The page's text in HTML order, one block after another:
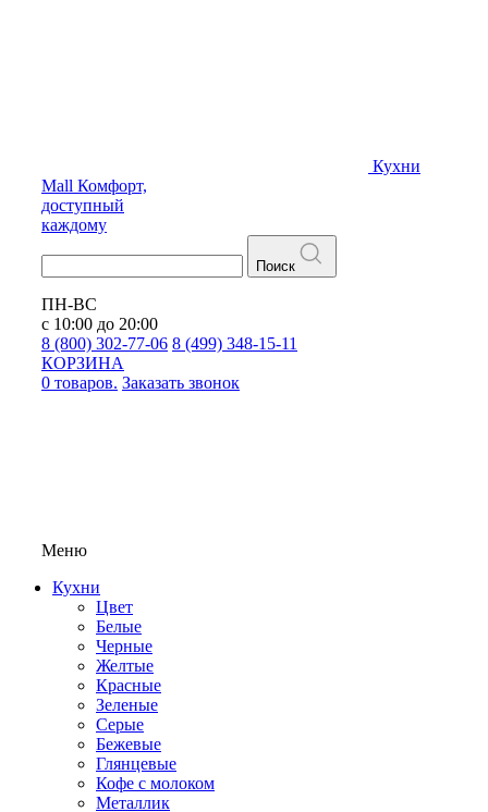
Кухни
Mall Комфорт,
доступный
каждому
Поиск
ПН-ВС
с 10:00 до 20:00
8 (800) 302-77-06 8 (499) 348-15-11
КОРЗИНА
0 товаров. Заказать звонок
Меню
Кухни
Цвет
Белые
Черные
Желтые
Красные
Зеленые
Серые
Бежевые
Глянцевые
Кофе с молоком
Металлик